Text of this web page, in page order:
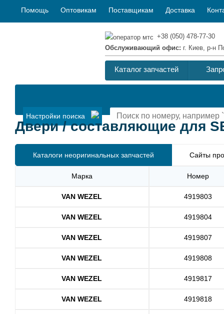
Помощь Оптовикам Поставщикам Доставка
+38 (050) 478-77-30
Обслуживающий офис: г. Киев, р-н
Каталог запчастей
Настройки поиска
Двери / составляющие для
Каталоги неоригинальных запчастей Сайты
Марка Номер
VAN WEZEL 4919803
VAN WEZEL 4919804
VAN WEZEL 4919807
VAN WEZEL 4919808
VAN WEZEL 4919817
VAN WEZEL 4919818